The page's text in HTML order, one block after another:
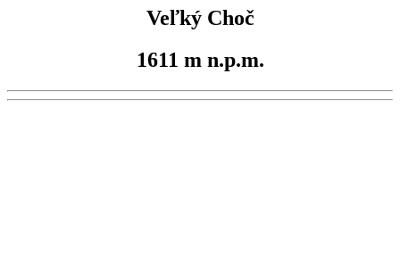
Veľký Choč
1611 m n.p.m.